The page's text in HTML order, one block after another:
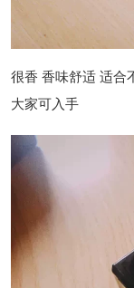
很香 香味舒适 适合
大家可入手